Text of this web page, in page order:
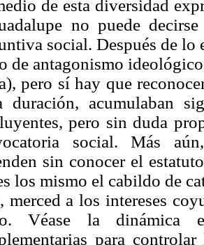
de esta diversidad
no puede
social. Después de lo
de antagonismo
pero sí hay que
duración, acumulaban
pero sin duda
social. Más
sin conocer el
los mismo el cabildo de
merced a los intereses
Véase la dinámica
para